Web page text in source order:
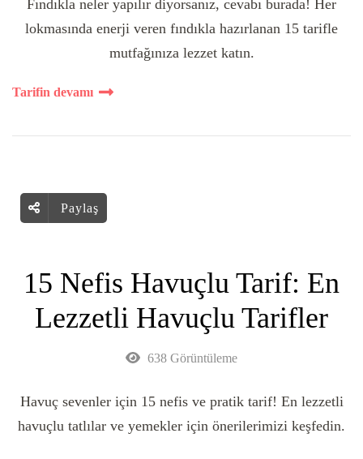
Fındıkla neler yapılır diyorsanız, cevabı burada! Her
lokmasında enerji veren fındıkla hazırlanan 15 tarifle
mutfağınıza lezzet katın.
Tarifin devamı
Paylaş
15 Nefis Havuçlu Tarif: En
Lezzetli Havuçlu Tarifler
638 Görüntüleme
Havuç sevenler için 15 nefis ve pratik tarif! En lezzetli
havuçlu tatlılar ve yemekler için önerilerimizi keşfedin.